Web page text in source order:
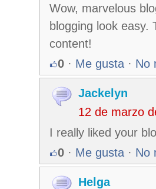
Wow, marvelous
blogging look
content!
0 · Me gusta · No
Jackelyn
12 de marzo
I really liked your
0 · Me gusta · No
Helga